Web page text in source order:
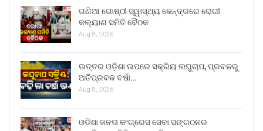
ଗଣିଆ ଗୋଷ୍ଠୀ ସ୍ୱାସ୍ଥ୍ୟ କେନ୍ଦ୍ରରେ ରୋଗୀ
କଲ୍ୟାଣ ସମିତି ବୈଠକ
Aug 8, 2026
ଉତ୍ତର ଓଡ଼ିଶା ଉପରେ ସକ୍ରିୟ ଲଘୁଚାପ, ପ୍ରବଳରୁ
ଅତିପ୍ରବଳ ବର୍ଷା…
Aug 8, 2026
ଓଡିଶା ଜନତା କଂଗ୍ରେସ ସେବା ସଙ୍ଗଠନର